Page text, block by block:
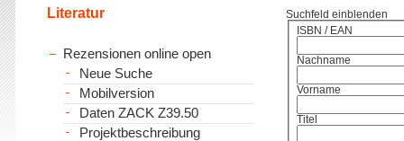
Suchfeld einblenden
ISBN / EAN
Nachname
Vorname
Titel
Literatur
Rezensionen online open
Neue Suche
Mobilversion
Daten ZACK Z39.50
Projektbeschreibung